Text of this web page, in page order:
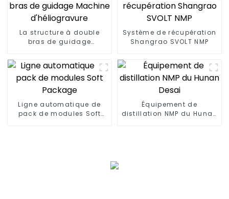
La structure à double
bras de guidage
Système de récupération
Shangrao SVOLT NMP
Ligne automatique de
pack de modules Soft
Équipement de
distillation NMP du Hunan